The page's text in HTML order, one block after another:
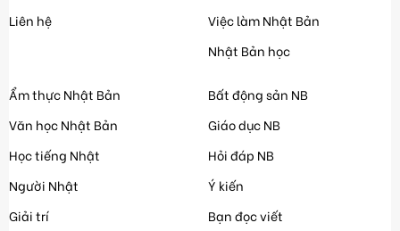
Liên hệ
Việc làm Nhật Bản
Nhật Bản học
Ẩm thực Nhật Bản
Văn học Nhật Bản
Học tiếng Nhật
Người Nhật
Giải trí
Bất động sản NB
Giáo dục NB
Hỏi đáp NB
Ý kiến
Bạn đọc viết